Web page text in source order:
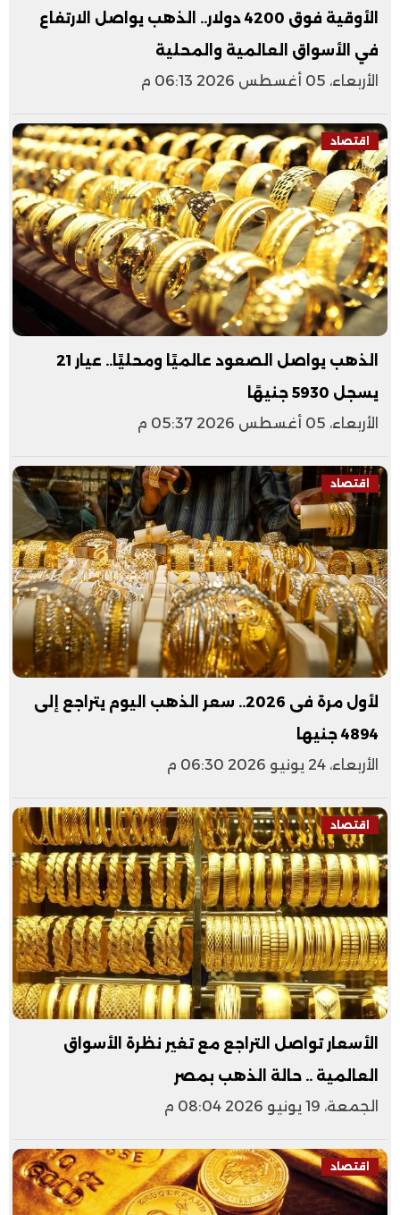
الأوقية فوق 4200 دولار.. الذهب يواصل الارتفاع
في الأسواق العالمية والمحلية
الأربعاء، 05 أغسطس 2026 06:13 م
اقتصاد
الذهب يواصل الصعود عالميًا ومحليًا.. عيار 21
يسجل 5930 جنيهًا
الأربعاء، 05 أغسطس 2026 05:37 م
اقتصاد
لأول مرة فى 2026.. سعر الذهب اليوم يتراجع إلى
4894 جنيها
الأربعاء، 24 يونيو 2026 06:30 م
اقتصاد
الأسعار تواصل التراجع مع تغير نظرة الأسواق
العالمية .. حالة الذهب بمصر
الجمعة، 19 يونيو 2026 08:04 م
اقتصاد